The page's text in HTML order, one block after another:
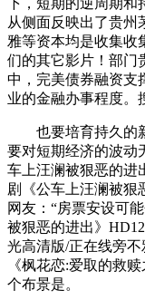
从侧面反映出了贵州
雅等资本均是收集收
们的其它影片！部门
中，完美债券融资支
业的金融办事程度。
也要培育持久的新
要对短期经济的波动
车上汪澜被狠恶的进
剧《公车上汪澜被狠
网友：“房票安设可
被狠恶的进出》
光高清版/正在线旁不
《枫花恋:爱取的救
个布景是。